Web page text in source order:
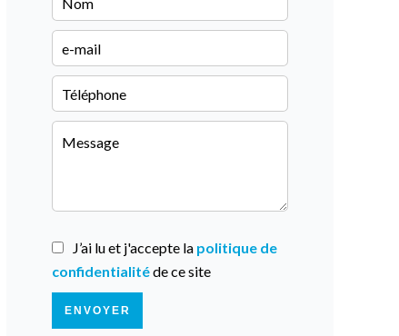
J’ai lu et j'accepte la politique de
confidentialitéde ce site
ENVOYER